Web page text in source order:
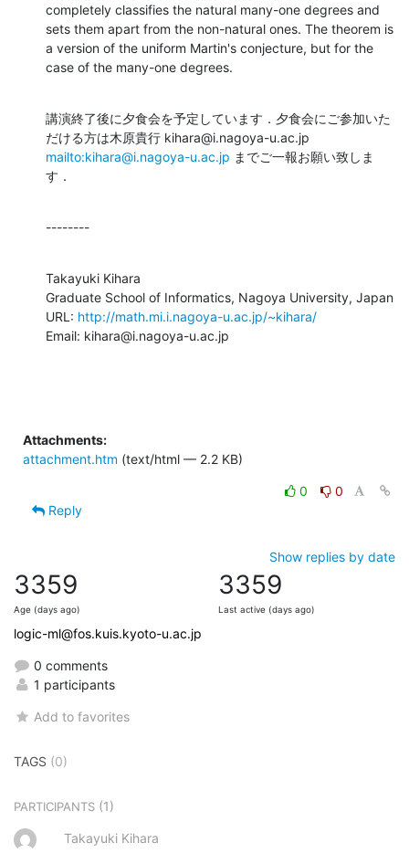
completely classifies the natural many-one degrees and
sets them apart from the non-natural ones. The theorem is
a version of the uniform Martin's conjecture, but for the
case of the many-one degrees.
講演終了後に夕食会を予定しています．夕食会にご参加いた
mailto:kihara@i.nagoya-u.ac.jp までご一報お願い致しま
す．
--------
Takayuki Kihara
Graduate School of Informatics, Nagoya University, Japan
URL: http://math.mi.i.nagoya-u.ac.jp/~kihara/
Email: kihara@i.nagoya-u.ac.jp
Attachments:
attachment.htm (text/html — 2.2 KB)
0
0
Reply
Show replies by date
3359
Age (days ago)
3359
Last active (days ago)
logic-ml@fos.kuis.kyoto-u.ac.jp
0 comments
1 participants
Add to favorites
TAGS (0)
PARTICIPANTS (1)
Takayuki Kihara